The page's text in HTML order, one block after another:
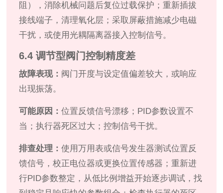
阻），消除机械问题后复位过载保护；重新插拔
接线端子，清理氧化层；采取屏蔽措施减少电磁
干扰，或使用光耦隔离器接入控制信号。
6.4 调节型阀门控制精度差
故障表现： 阀门开度与设定值偏差较大，或响应
出现振荡。
可能原因：位置反馈信号漂移；PID参数设置不
当；执行器死区过大；控制信号干扰。
排查处理：使用万用表或信号发生器测试位置反
馈信号，校正电位器或更换位置传感器；重新进
行PID参数整定，从低比例增益开始逐步调试，找